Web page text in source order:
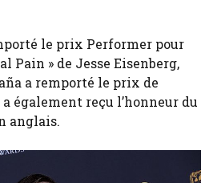
le prix Performer pour
Pain » de Jesse Eisenberg,
a remporté le prix de
également reçu l’honneur du
anglais.